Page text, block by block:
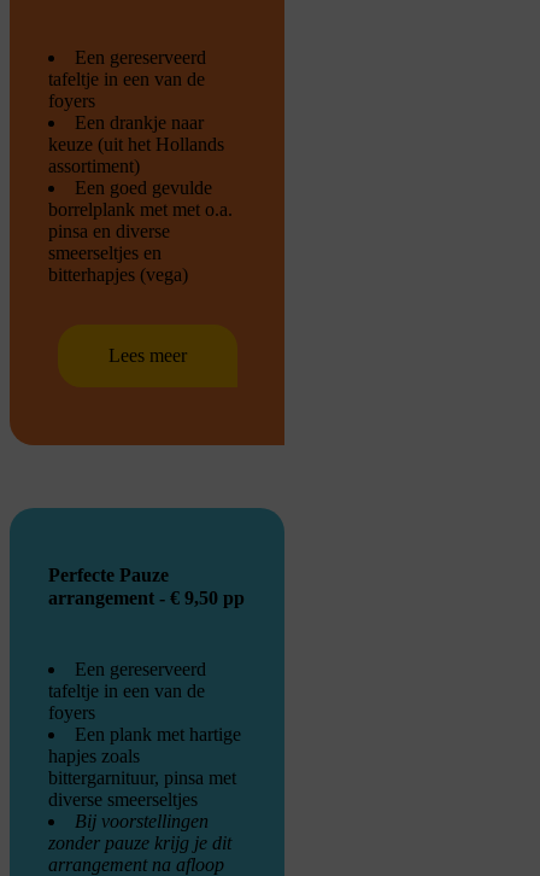
Een gereserveerd
tafeltje in een van de
foyers
Een drankje naar
keuze (uit het Hollands
assortiment)
Een goed gevulde
borrelplank met met o.a.
pinsa en diverse
smeerseltjes en
bitterhapjes (vega)
Lees meer
Perfecte Pauze
arrangement - € 9,50 pp
Een gereserveerd
tafeltje in een van de
foyers
Een plank met hartige
hapjes zoals
bittergarnituur, pinsa met
diverse smeerseltjes
Bij voorstellingen
zonder pauze krijg je dit
arrangement na afloop